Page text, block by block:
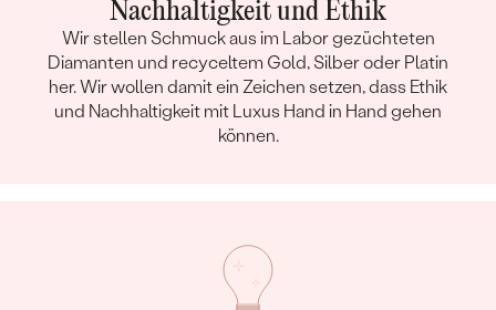
Nachhaltigkeit und Ethik
Wir stellen Schmuck aus im Labor gezüchteten
Diamanten und recyceltem Gold, Silber oder Platin
her. Wir wollen damit ein Zeichen setzen, dass Ethik
und Nachhaltigkeit mit Luxus Hand in Hand gehen
können.